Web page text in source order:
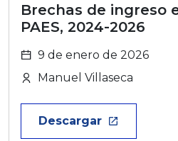
Brechas de ingreso
PAES, 2024-2026
9 de enero de 2026
Manuel Villaseca
Descargar launch